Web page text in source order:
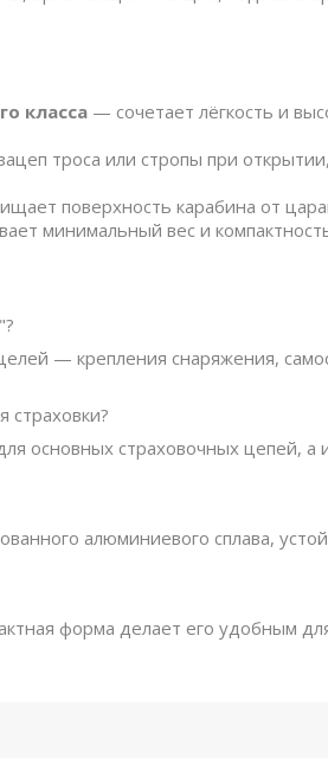
класса — сочетает лёгкость и
троса или стропы при
поверхность карабина от
минимальный вес и
— крепления снаряжения,
страховки?
основных страховочных цепей, а
алюминиевого сплава,
форма делает его удобным